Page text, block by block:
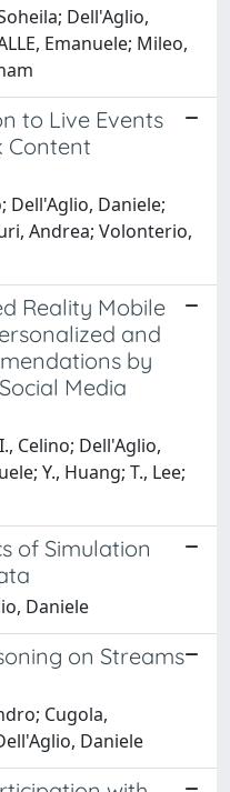
Dell'Aglio,
Emanuele; Mileo,
to Live Events
Content
Dell'Aglio, Daniele;
Andrea; Volonterio,
Reality Mobile
and
by
Media
Celino; Dell'Aglio,
Y., Huang; T., Lee;
of Simulation
Daniele
on Streams
Cugola,
Daniele